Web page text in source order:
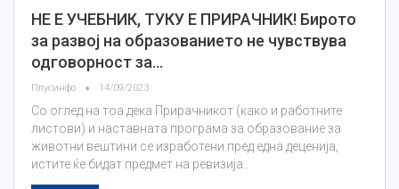
НЕ Е УЧЕБНИК, ТУКУ Е ПРИРАЧНИК! Бирото
за развој на образованието не чувствува
одговорност за…
Плусинфо 14/09/2023
Со оглед на тоа дека Прирачникот (како и работните
листови) и наставната програма за образование за
животни вештини се изработени пред една деценија,
истите ќе бидат предмет на ревизија…